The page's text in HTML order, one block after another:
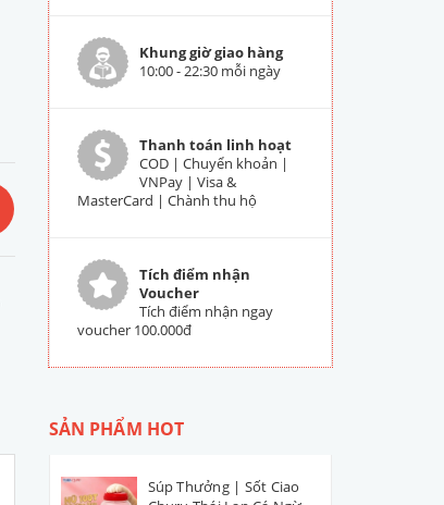
Khung giờ giao hàng
10:00 - 22:30 mỗi ngày
Thanh toán linh hoạt
COD | Chuyển khoản |
VNPay | Visa &
MasterCard | Chành thu hộ
Tích điểm nhận
Voucher
Tích điểm nhận ngay
voucher 100.000đ
SẢN PHẨM HOT
Súp Thưởng | Sốt Ciao